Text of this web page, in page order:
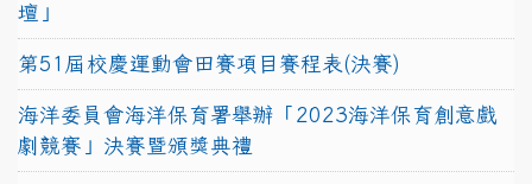
壇」
第51屆校慶運動會田賽項目賽程表(決賽)
海洋委員會海洋保育署舉辦「2023海洋保育創意戲
劇競賽」決賽暨頒獎典禮